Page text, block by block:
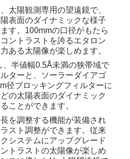
太陽観測専用の望遠鏡で、
表面のダイナミックな様子
す。100mmの口径がもたら
ントラストを誇るエタロン
ある太陽像が楽しめます。
、半値幅0.5Å未満の狭帯域で
ターと、ソーラーダイアゴ
径ブロッキングフィルターに
の太陽表面のダイナミック
ことができます。
を調整する機能が装備され
スト調整ができます。従来
システムにアップグレード
トラストの太陽像が楽しめ